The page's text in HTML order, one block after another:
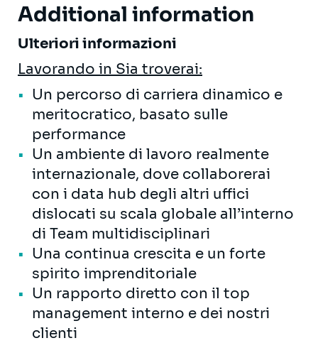
Additional information
Ulteriori informazioni
Lavorando in Sia troverai:
Un percorso di carriera dinamico e
meritocratico, basato sulle
performance
Un ambiente di lavoro realmente
internazionale, dove collaborerai
con i data hub degli altri uffici
dislocati su scala globale all’interno
di Team multidisciplinari
Una continua crescita e un forte
spirito imprenditoriale
Un rapporto diretto con il top
management interno e dei nostri
clienti